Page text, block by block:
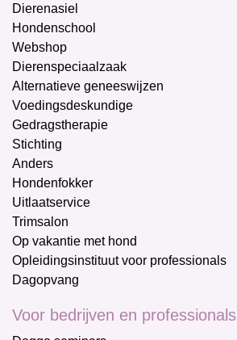
Dierenasiel
Hondenschool
Webshop
Dierenspeciaalzaak
Alternatieve geneeswijzen
Voedingsdeskundige
Gedragstherapie
Stichting
Anders
Hondenfokker
Uitlaatservice
Trimsalon
Op vakantie met hond
Opleidingsinstituut voor professionals
Dagopvang
Voor bedrijven en professionals